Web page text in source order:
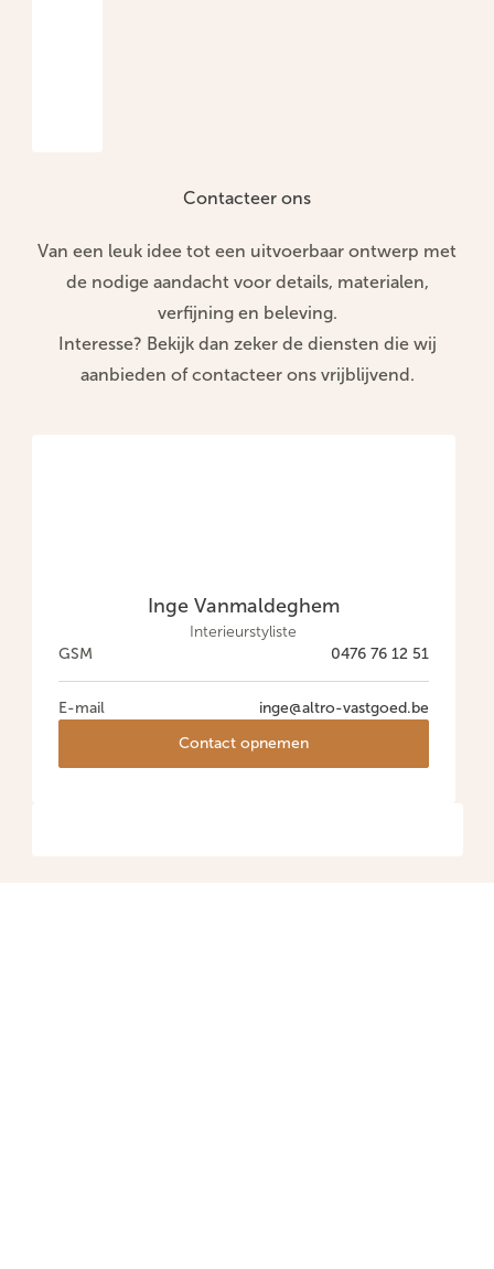
Contacteer ons
Van een leuk idee tot een uitvoerbaar ontwerp met
de nodige aandacht voor details, materialen,
verfijning en beleving.
Interesse? Bekijk dan zeker de diensten die wij
aanbieden of contacteer ons vrijblijvend.
Inge Vanmaldeghem
Interieurstyliste
GSM
0476 76 12 51
E-mail inge@altro-vastgoed.be
Contact opnemen